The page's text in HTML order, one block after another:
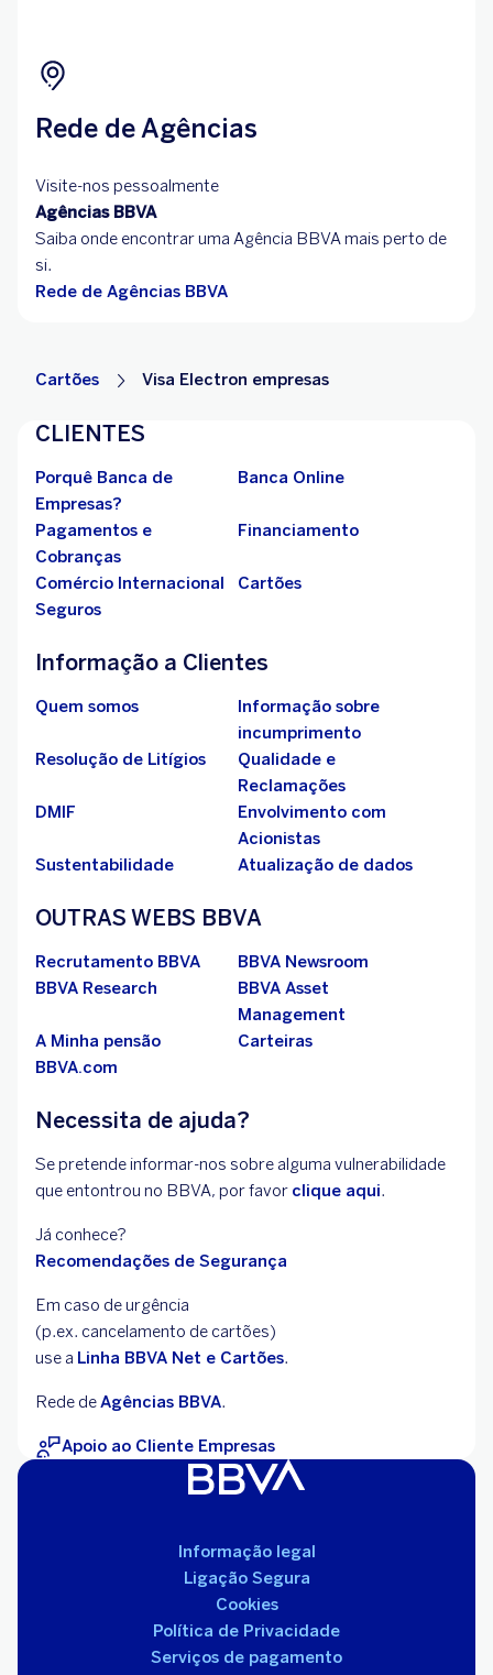
Rede de Agências
Visite-nos pessoalmente
Agências BBVA
Saiba onde encontrar uma Agência BBVA mais perto de
si.
Rede de Agências BBVA
Cartões Visa Electron empresas
CLIENTES
Porquê Banca de
Empresas?
Banca Online
Pagamentos e
Cobranças
Financiamento
Comércio Internacional
Cartões
Seguros
Informação a Clientes
Quem somos
Informação sobre
incumprimento
Resolução de Litígios
Qualidade e
Reclamações
DMIF
Envolvimento com
Acionistas
Sustentabilidade
Atualização de dados
OUTRAS WEBS BBVA
Recrutamento BBVA
BBVA Newsroom
BBVA Research
BBVA Asset
Management
A Minha pensão
Carteiras
BBVA.com
Necessita de ajuda?
Se pretende informar-nos sobre alguma vulnerabilidade
que entontrou no BBVA, por favor clique aqui.
Já conhece?
Recomendações de Segurança
Em caso de urgência
(p.ex. cancelamento de cartões)
use a Linha BBVA Net e Cartões.
Rede deAgências BBVA.
Apoio ao Cliente Empresas
Informação legal
Ligação Segura
Cookies
Política de Privacidade
Serviços de pagamento